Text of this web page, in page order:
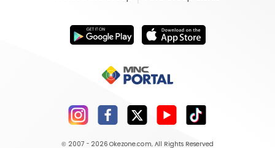
© 2007 - 2026 Okezone.com, All Rights Reserved